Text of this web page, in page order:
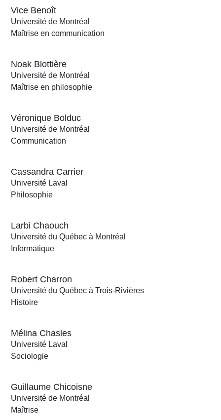
Vice Benoît
Université de Montréal
Maîtrise en communication
Noak Blottière
Université de Montréal
Maîtrise en philosophie
Véronique Bolduc
Université de Montréal
Communication
Cassandra Carrier
Université Laval
Philosophie
Larbi Chaouch
Université du Québec à Montréal
Informatique
Robert Charron
Université du Québec à Trois-Rivières
Histoire
Mélina Chasles
Université Laval
Sociologie
Guillaume Chicoisne
Université de Montréal
Maîtrise